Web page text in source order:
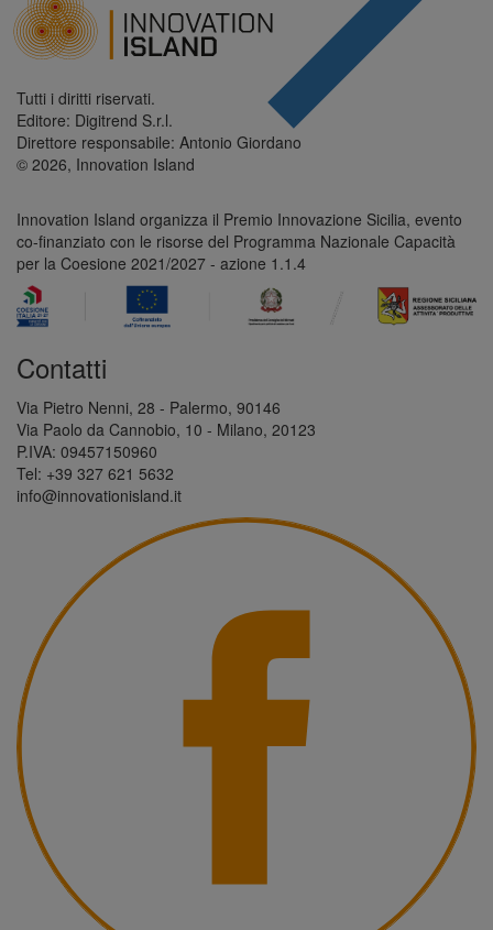
Tutti i diritti riservati.
Editore: Digitrend S.r.l.
Direttore responsabile: Antonio Giordano
© 2026, Innovation Island
Innovation Island organizza il Premio Innovazione Sicilia, evento
co-finanziato con le risorse del Programma Nazionale Capacità
per la Coesione 2021/2027 - azione 1.1.4
Contatti
Via Pietro Nenni, 28 - Palermo, 90146
Via Paolo da Cannobio, 10 - Milano, 20123
P.IVA: 09457150960
Tel: +39 327 621 5632
info@innovationisland.it